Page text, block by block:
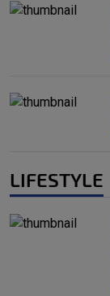
LIFESTYLE